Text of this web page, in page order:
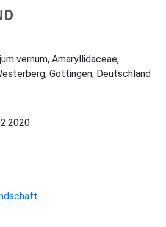
vernum, Amaryllidaceae,
Göttingen, Deutschland